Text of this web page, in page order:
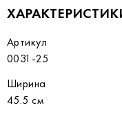
Артикул
0031-25
Ширина
45.5 см